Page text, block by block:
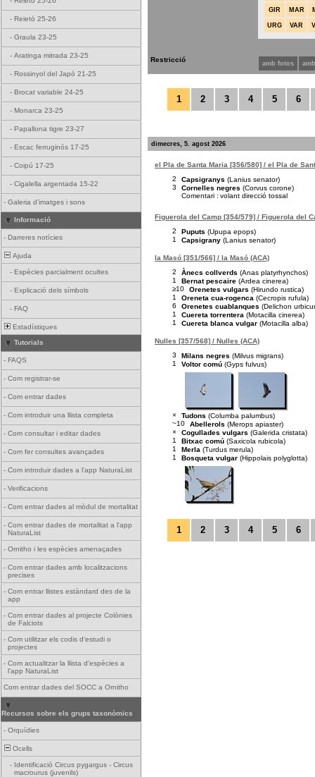
- Reietó 25-26
- Graula 23-25
- Aratinga mitrada 23-25
- Rossinyol del Japó 21-25
- Brocat variable 24-25
- Monarca 23-25
- Papallona tigre 23-27
- Escac ferruginós 17-25
- Coipú 17-25
- Cigalella argentada 15-22
- Galeria d'imatges i sons
Informació
- Darreres notícies
Ajuda
- Espècies parcialment ocultes
- Explicació dels símbols
- FAQ
Estadístiques
Tutorials
- FAQS
- Com registrar-se
- Com entrar dades
- Com introduir una llista completa
- Com consultar i editar dades
- Com fer consultes avançades
- Com introduir dades a l'app NaturaList
- Verificacions
- Com entrar dades al mòdul de mortalitat
- Com entrar dades de mortalitat a l'app
NaturaList
- Ornitho i les espècies amenaçades
- Com entrar dades amb localitzacions
precises
- Com entrar llistes estàndard des de la
app
- Com entrar dades al projecte Colònies
de Falciots
- Com utilitzar els codis d'estudi o
projectes
- Com actualitzar la llista d'espècies a
l'app NaturaList
Com entrar dades del SOCC a Ornitho
Recursos sobre els grups taxonòmics
- Orquídies
Ocells
- Identificació Circus pygargus - Circus
macrourus (juvenils)
GIR MAR
URG VAR
Restricció amb fotos
1 2 3 4 5 6
dimecres, 5. agost 2026
el Pla de Santa Maria [356/580] / el Pla de
2
Capsigranys (Lanius senator)
3
Cornelles negres (Corvus corone)
Comentari : volant direcció tossal
Figuerola del Camp [354/579] / Figuerola del
2
Puputs (Upupa epops)
1
Capsigrany (Lanius senator)
la Masó [351/566] / la Masó (ACA)
2
Ànecs collverds (Anas platyrhynchos)
1
Bernat pescaire (Ardea cinerea)
≥10
Orenetes vulgars (Hirundo rustica)
1
Oreneta cua-rogenca (Cecropis rufula)
6
Orenetes cuablanques (Delichon
1
Cuereta torrentera (Motacilla cinerea)
1
Cuereta blanca vulgar (Motacilla alba)
Nulles [357/568] / Nulles (ACA)
3
Milans negres (Milvus migrans)
1
Voltor comú (Gyps fulvus)
× Tudons (Columba palumbus)
~10
Abellerols (Merops apiaster)
×
Cogullades vulgars (Galerida cristata)
1
Bitxac comú (Saxicola rubicola)
1
Merla (Turdus merula)
1
Bosqueta vulgar (Hippolais polyglotta)
1 2 3 4 5 6